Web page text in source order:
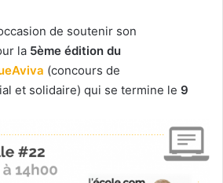
de soutenir son
la 5ème édition du
(concours de
et solidaire) qui se termine le 9